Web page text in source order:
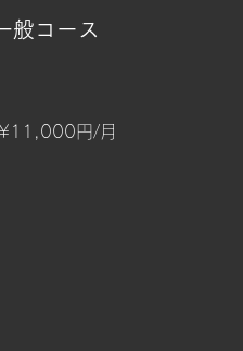
般コース
​¥11,000円/月